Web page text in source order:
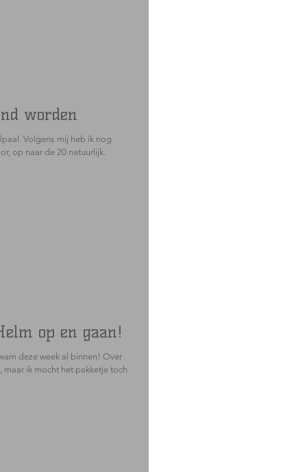
worden
Volgens mij heb ik nog
op naar de 20 natuurlijk.
op en gaan!
deze week al binnen! Over
maar ik mocht het pakketje toch